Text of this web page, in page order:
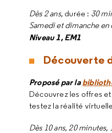
Dès 2 ans, durée : 30
Samedi et dimanche
Niveau 1, EM1
Découverte
Proposé par la
Découvrez les offres
testez la réalité
Dès 10 ans, 20 minutes,